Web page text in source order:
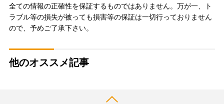
全ての情報の正確性を保証するものではありません。万が一、ト
ラブル等の損失が被っても損害等の保証は一切行っておりません
ので、予めご了承下さい。
他のオススメ記事